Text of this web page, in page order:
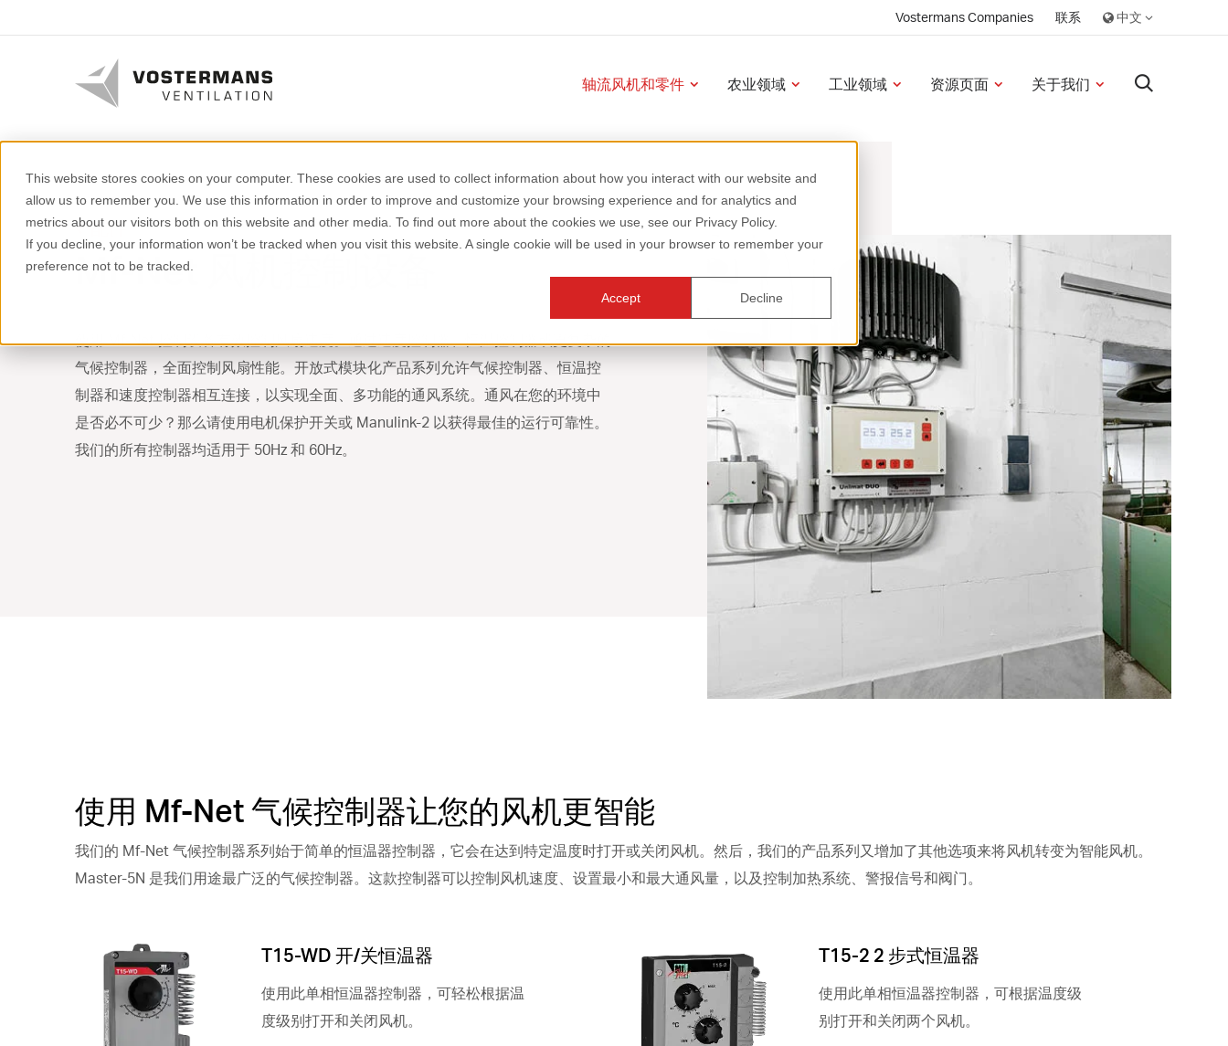
This website stores cookies on your computer. These cookies are used to collect information about how you interact with our website and
allow us to remember you. We use this information in order to improve and customize your browsing experience and for analytics and
metrics about our visitors both on this website and other media. To find out more about the cookies we use, see our Privacy Policy.
If you decline, your information won’t be tracked when you visit this website. A single cookie will be used in your browser to remember your
preference not to be tracked.
Accept Decline
Vostermans Companies 联系
轴流风机和零件 农业领域 工业领域 资源页面 关于我们
配件
Mf-Net 风机控制设备
使用 Mf-Net 控制设备有效控制风扇速度。通过速度控制器、恒温控制器或更复杂的
气候控制器，全面控制风扇性能。开放式模块化产品系列允许气候控制器、恒温控
制器和速度控制器相互连接，以实现全面、多功能的通风系统。通风在您的环境中
是否必不可少？那么请使用电机保护开关或 Manulink-2 以获得最佳的运行可靠性。
我们的所有控制器均适用于 50Hz 和 60Hz。
使用 Mf-Net 气候控制器让您的风机更智能
我们的 Mf-Net 气候控制器系列始于简单的恒温器控制器，它会在达到特定温度时打开或关闭风机。然后，我们的产品系列又增加了其他选项来将风机转变为智能风机。
Master-5N 是我们用途最广泛的气候控制器。这款控制器可以控制风机速度、设置最小和最大通风量，以及控制加热系统、警报信号和阀门。
T15-WD 开/关恒温器
使用此单相恒温器控制器，可轻松根据温
度级别打开和关闭风机。
T15-2 2 步式恒温器
使用此单相恒温器控制器，可根据温度级
别打开和关闭两个风机。